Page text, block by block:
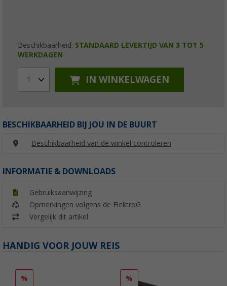
Beschikbaarheid: STANDAARD LEVERTIJD VAN 3 TOT 5
WERKDAGEN
1 IN WINKELWAGEN
BESCHIKBAARHEID BIJ JOU IN DE BUURT
Beschikbaarheid van de winkel controleren
INFORMATIE & DOWNLOADS
Gebruiksaanwijzing
Opmerkingen volgens de ElektroG
Vergelijk dit artikel
HANDIG VOOR JOUW REIS
% %